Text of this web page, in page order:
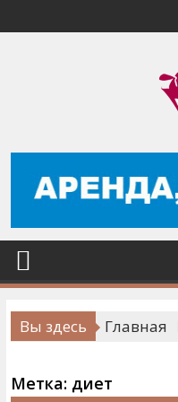
к
Вы здесь Главная
Метка: диет